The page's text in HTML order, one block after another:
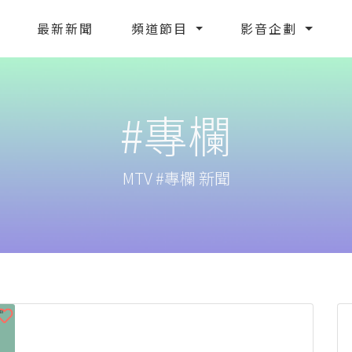
最新新聞 頻道節目 影音企劃
#專欄
MTV #專欄 新聞